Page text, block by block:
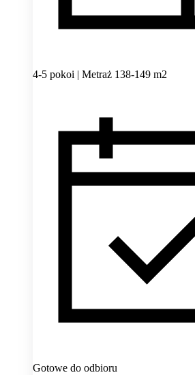
4-5 pokoi | Metraż 138-149 m2
Gotowe do odbioru